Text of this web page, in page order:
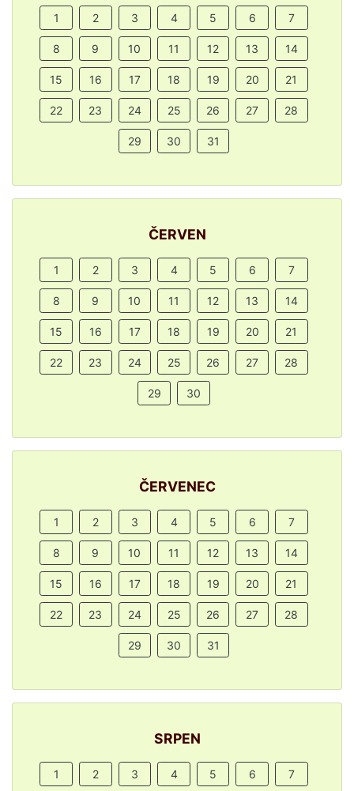
1 2 3 4 5 6 7
8 9 10 11 12 13 14
15 16 17 18 19 20 21
22 23 24 25 26 27 28
29 30 31
ČERVEN
1 2 3 4 5 6 7
8 9 10 11 12 13 14
15 16 17 18 19 20 21
22 23 24 25 26 27 28
29 30
ČERVENEC
1 2 3 4 5 6 7
8 9 10 11 12 13 14
15 16 17 18 19 20 21
22 23 24 25 26 27 28
29 30 31
SRPEN
1 2 3 4 5 6 7